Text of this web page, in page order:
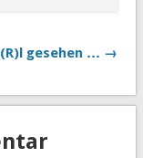
gesehen … →